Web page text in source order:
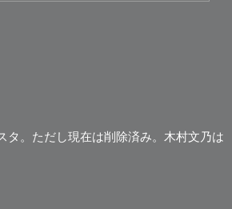
。 ただし現在は削除済み。 木村文乃は